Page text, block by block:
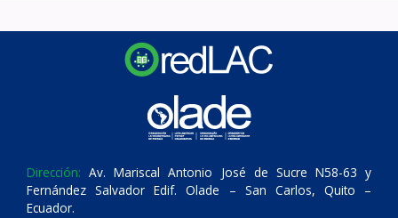
Dirección: Av. Mariscal Antonio José de Sucre N58-63 y
Fernández Salvador Edif. Olade – San Carlos, Quito –
Ecuador.